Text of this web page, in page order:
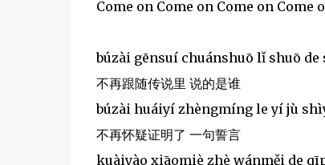
Come on Come on Come on Come
búzài gēnsuí chuánshuō lǐ shuō
不再跟随传说里 说的是谁
búzài huáiyí zhèngmíng le yí jù
不再怀疑证明了 一句誓言
kuàiyào xiāomiè zhè wánměi de